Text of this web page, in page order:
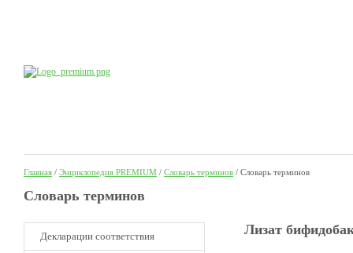
Главная / Энциклопедия PREMIUM / Словарь терминов / Словарь терминов
Cловарь терминов
Декларации соответствия Лизат